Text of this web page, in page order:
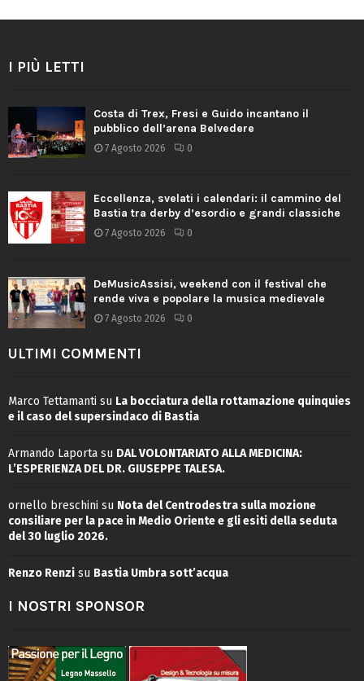
I PIÙ LETTI
Costa di Trex, Fresi e Guido incantano il
pubblico dell’arena Belvedere
7 Agosto 2026 0
Eccellenza, svelati i calendari: il cammino del
Bastia tra derby d’esordio e grandi classiche
7 Agosto 2026 0
DeMusicAssisi, weekend con il festival che
rende viva e popolare la musica medievale
7 Agosto 2026 0
ULTIMI COMMENTI
Marco Tettamanti su La bocciatura della rottamazione quinquies
e il caso del supersindaco di Bastia
Armando Laporta su DAL VOLONTARIATO ALLA MEDICINA:
L’ESPERIENZA DEL DR. GIUSEPPE TALESA.
ornello breschini su Nota del Centrodestra sulla mozione
consiliare per la pace in Medio Oriente e gli esiti della seduta
del 30 luglio 2026.
Renzo Renzi su Bastia Umbra sott’acqua
I NOSTRI SPONSOR